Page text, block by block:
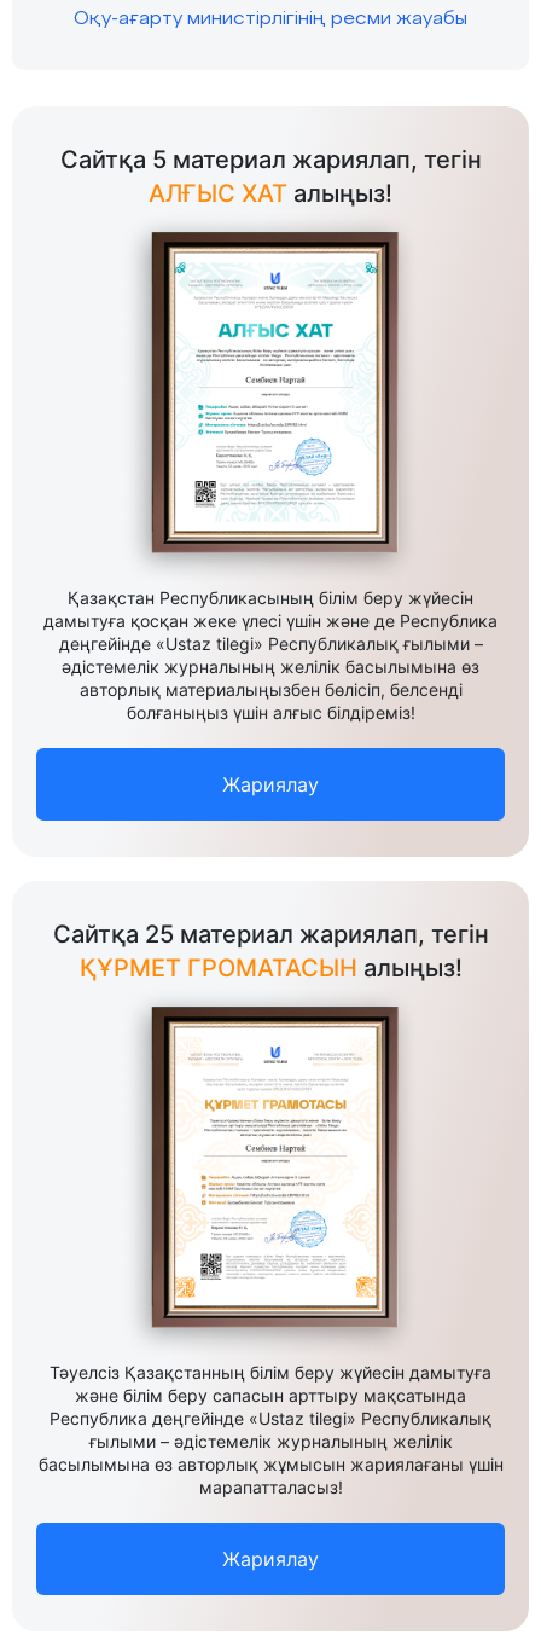
Оқу-ағарту министірлігінің ресми жауабы
Сайтқа 5 материал жариялап, тегін
АЛҒЫС ХАТ алыңыз!
Қазақстан Республикасының білім беру жүйесін
дамытуға қосқан жеке үлесі үшін және де Республика
деңгейінде «Ustaz tilegi» Республикалық ғылыми –
әдістемелік журналының желілік басылымына өз
авторлық материалыңызбен бөлісіп, белсенді
болғаныңыз үшін алғыс білдіреміз!
Жариялау
Сайтқа 25 материал жариялап, тегін
ҚҰРМЕТ ГРОМАТАСЫН алыңыз!
Тәуелсіз Қазақстанның білім беру жүйесін дамытуға
және білім беру сапасын арттыру мақсатында
Республика деңгейінде «Ustaz tilegi» Республикалық
ғылыми – әдістемелік журналының желілік
басылымына өз авторлық жұмысын жариялағаны үшін
марапатталасыз!
Жариялау